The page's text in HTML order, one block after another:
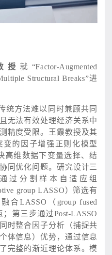
授 就 “Factor-Augmented
Structural Breaks”进
统方法难以同时兼顾共同
无法有效处理经济关系中
精度受限。王霞教授及其
的因子增强正则化模型
高维数据下变量选择、结
同优化问题。研究设计三
过分割样本自适应组
group LASSO）筛选有
合LASSO（group fused
第三步通过Post-LASSO
时整合因子分析（捕捉共
体信息）优势，通过信息
完整的渐近理论体系。模